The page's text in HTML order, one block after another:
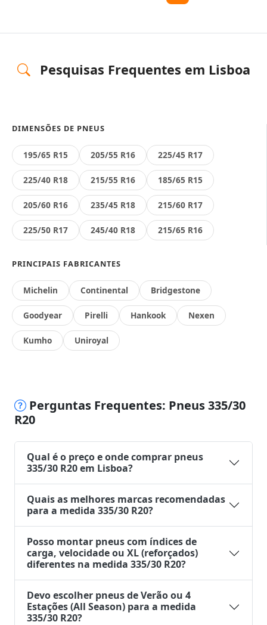
Pesquisas Frequentes em Lisboa
DIMENSÕES DE PNEUS
195/65 R15 205/55 R16 225/45 R17
225/40 R18 215/55 R16 185/65 R15
205/60 R16 235/45 R18 215/60 R17
225/50 R17 245/40 R18 215/65 R16
PRINCIPAIS FABRICANTES
Michelin Continental Bridgestone
Goodyear Pirelli Hankook Nexen
Kumho Uniroyal
Perguntas Frequentes: Pneus 335/30
R20
Qual é o preço e onde comprar pneus
335/30 R20 em Lisboa?
Quais as melhores marcas recomendadas
para a medida 335/30 R20?
Posso montar pneus com índices de
carga, velocidade ou XL (reforçados)
diferentes na medida 335/30 R20?
Devo escolher pneus de Verão ou 4
Estações (All Season) para a medida
335/30 R20?